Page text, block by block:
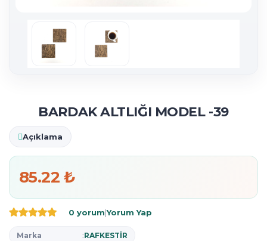
BARDAK ALTLIĞI MODEL -39
Açıklama
85.22 ₺
0 yorum|Yorum Yap
Marka :RAFKESTİR